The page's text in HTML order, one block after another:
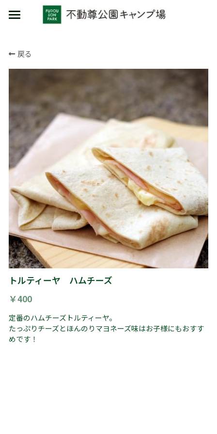
施設利用
日帰り
コテージ
物販/レンタル
物販
レンタル品
カフェ/食材セット
場内ルール
場内案内
MARUMORI-SAUNA
戻る
トルティーヤ ハムチーズ
￥400
定番のハムチーズトルティーヤ。
たっぷりチーズとほんのりマヨネーズ味はお子様にもおすす
めです！